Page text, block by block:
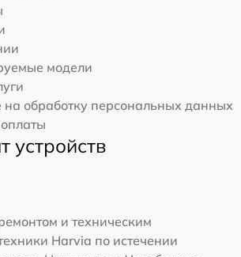
модели
на обработку персональных данных
устройств
и техническим
Harvia по истечении